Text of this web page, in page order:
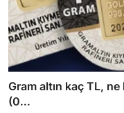
Gram altın kaç TL,
(0...